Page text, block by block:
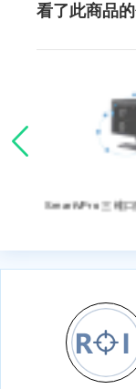
看了此商品
SmartVPro 三维